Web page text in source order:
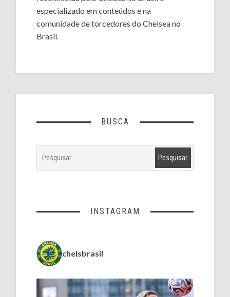
especializado em conteúdos e na
comunidade de torcedores do Chelsea no
Brasil.
BUSCA
INSTAGRAM
chelsbrasil